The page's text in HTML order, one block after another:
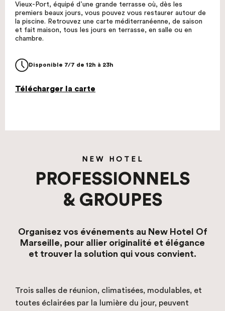
Vieux-Port, équipé d’une grande terrasse où, dès les
premiers beaux jours, vous pouvez vous restaurer autour de
la piscine. Retrouvez une carte méditerranéenne, de saison
et fait maison, tous les jours en terrasse, en salle ou en
chambre.
Disponible 7/7 de 12h à 23h
Télécharger la carte
NEW HOTEL
PROFESSIONNELS
& GROUPES
Organisez vos événements au New Hotel Of
Marseille, pour allier originalité et élégance
et trouver la solution qui vous convient.
Trois salles de réunion, climatisées, modulables, et
toutes éclairées par la lumière du jour, peuvent